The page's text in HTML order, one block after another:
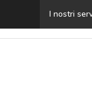
I nostri
Cyber attacchi al